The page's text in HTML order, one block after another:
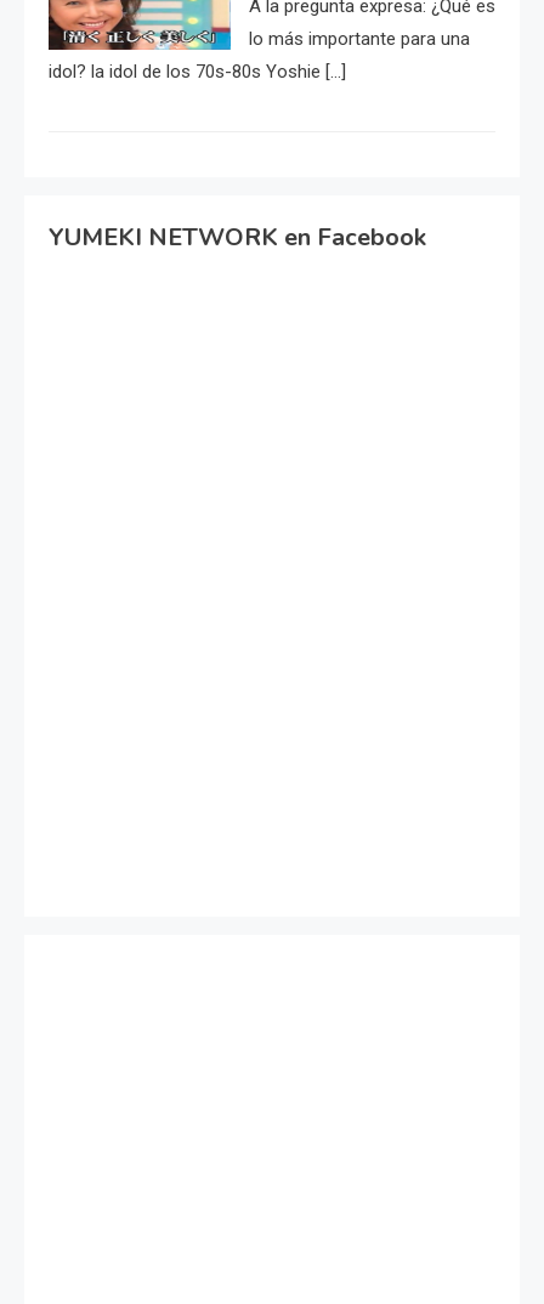
A la pregunta expresa: ¿Qué es
lo más importante para una
idol? la idol de los 70s-80s Yoshie […]
YUMEKI NETWORK en Facebook